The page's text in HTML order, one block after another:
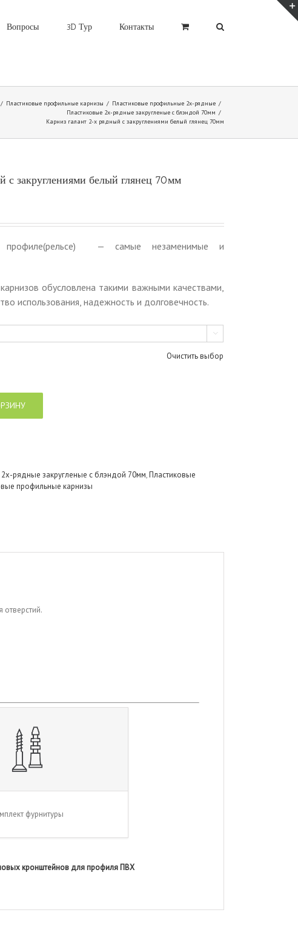
Вопросы 3D Тур Контакты
/ Пластиковые профильные карнизы / Пластиковые профильные 2х-рядные /
Пластиковые 2х-рядные закругленые с блэндой 70мм /
Карниз галант 2-х рядный с закруглениями белый глянец 70мм
с закруглениями белый глянец 70мм
профиле(рельсе) — самые незаменимые и
обусловлена такими важными качествами,
использования, надежность и долговечность.

Очистить выбор
рядные закругленые с блэндой 70мм,Пластиковые
профильные карнизы
фурнитуры
кронштейнов для профиля ПВХ